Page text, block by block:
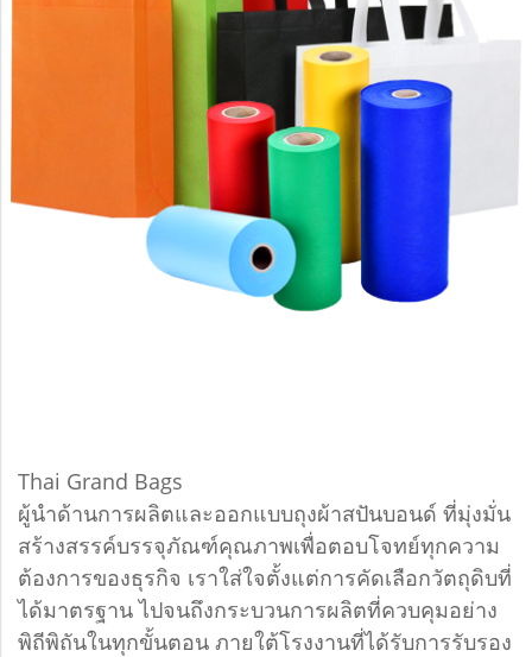
Thai Grand Bags
ผู้นำด้านการผลิตและออกแบบถุงผ้าสปันบอนด์ ที่มุ่งมั่น
สร้างสรรค์บรรจุภัณฑ์คุณภาพเพื่อตอบโจทย์ทุกความ
ต้องการของธุรกิจ เราใส่ใจตั้งแต่การคัดเลือกวัตถุดิบที่
ได้มาตรฐาน ไปจนถึงกระบวนการผลิตที่ควบคุมอย่าง
พิถีพิถันในทุกขั้นตอน ภายใต้โรงงานที่ได้รับการรับรอง